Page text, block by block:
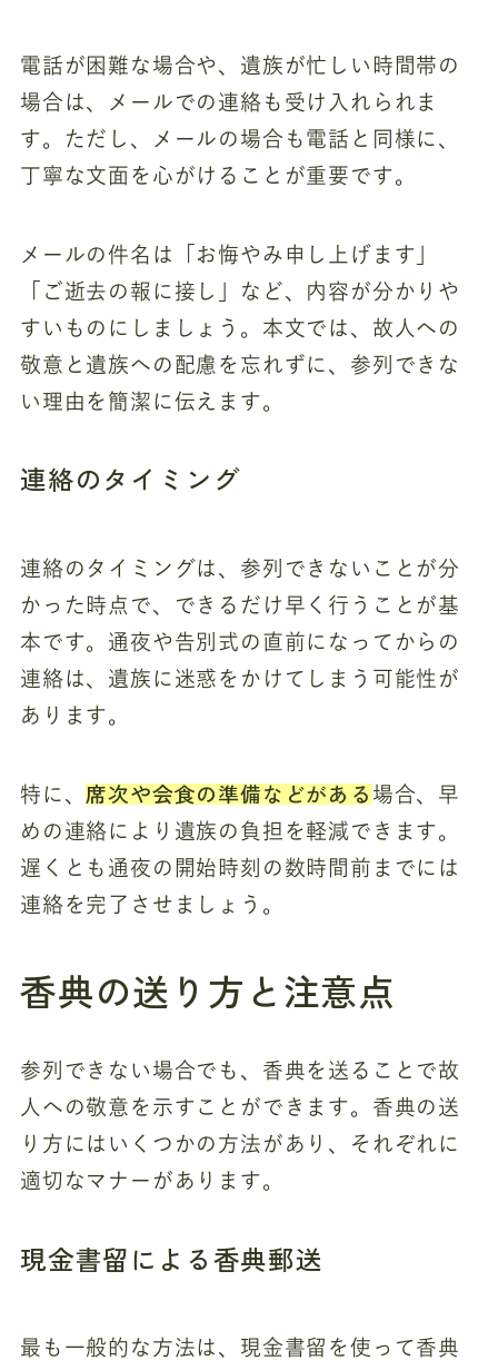
電話が困難な場合や、遺族が忙しい時間帯の
場合は、メールでの連絡も受け入れられま
す。ただし、メールの場合も電話と同様に、
丁寧な文面を心がけることが重要です。
メールの件名は「お悔やみ申し上げます」
「ご逝去の報に接し」など、内容が分かりや
すいものにしましょう。本文では、故人への
敬意と遺族への配慮を忘れずに、参列できな
い理由を簡潔に伝えます。
連絡のタイミング
連絡のタイミングは、参列できないことが分
かった時点で、できるだけ早く行うことが基
本です。通夜や告別式の直前になってからの
連絡は、遺族に迷惑をかけてしまう可能性が
あります。
特に、 席次や会食の準備などがある場合、早
めの連絡により遺族の負担を軽減できます。
遅くとも通夜の開始時刻の数時間前までには
連絡を完了させましょう。
香典の送り方と注意点
参列できない場合でも、香典を送ることで故
人への敬意を示すことができます。香典の送
り方にはいくつかの方法があり、それぞれに
適切なマナーがあります。
現金書留による香典郵送
最も一般的な方法は、現金書留を使って香典